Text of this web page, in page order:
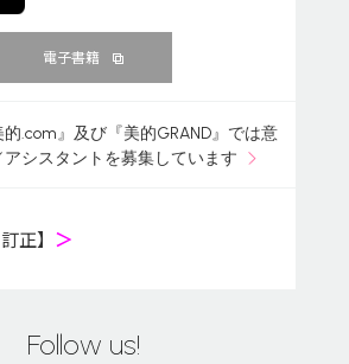
電子書籍
的.com』及び『美的GRAND』では意
シスタントを募集しています
正】 ＞
Follow us!